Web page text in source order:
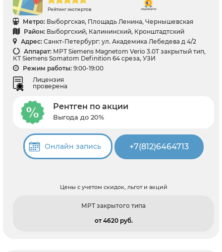
Рейтинг экспертов
Метро: Выборгская, Площадь Ленина, Чернышевская
Район: Выборгский, Калининский, Кронштадтский
Адрес: Санкт-Петербург: ул. Академика Лебедева д 4/2
Аппарат: МРТ Siemens Magnetom Verio 3.0T закрытый тип,
КТ Siemens Somatom Definition 64 среза, УЗИ
Режим работы: 9:00-19:00
Лицензия
проверена
Рентген по акции
Выгода до 20%
Онлайн запись +7(812)6464713
Цены с учетом скидок, льгот и акций
МРТ закрытого типа
от 4620 pуб.